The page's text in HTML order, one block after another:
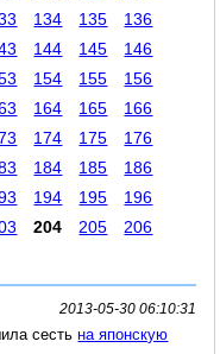
134 135
136
144 145
146
154 155
156
164 165
166
174 175
176
184 185
186
194 195
196
204 205
206
2013-05-30 06:10:31
сестьна японскую